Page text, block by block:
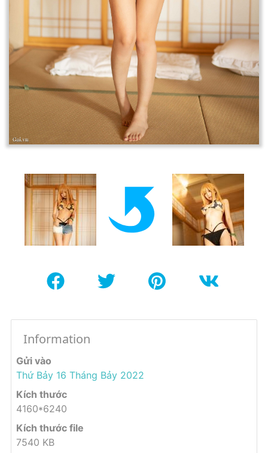
Information
Gửi vào
Thứ Bảy 16 Tháng Bảy 2022
Kích thước
4160*6240
Kích thước file
7540 KB